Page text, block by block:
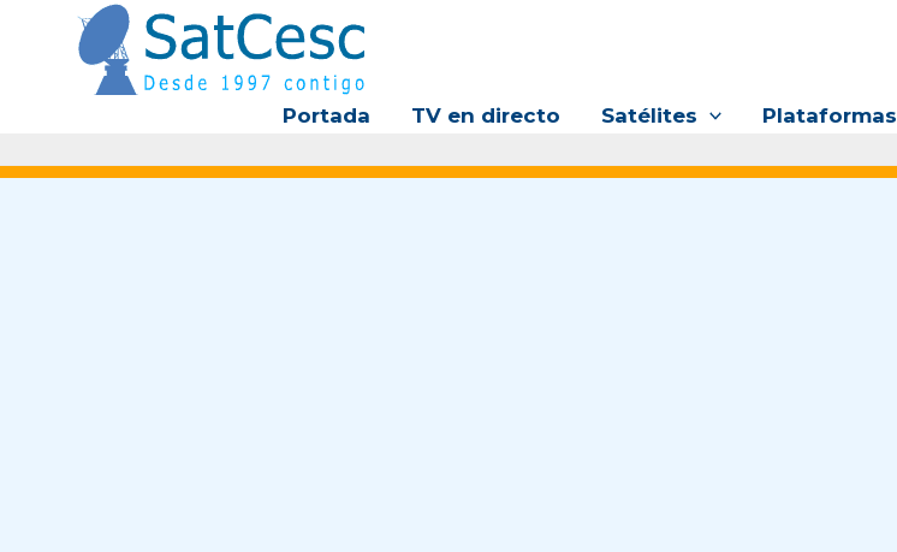
contenido
Portada TV en directo Satélites Plataformas